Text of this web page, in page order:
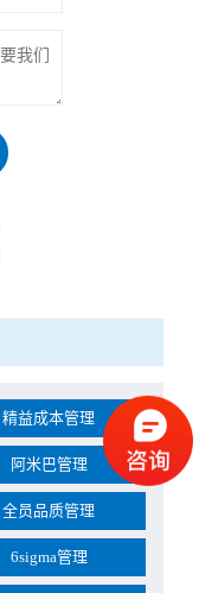
精益成本管理
阿米巴管理
全员品质管理
6sigma管理